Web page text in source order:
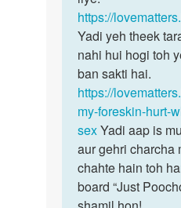
ŕrroooooo
https://
Yadi yeh theek
nahi hui hogi toh
ban sakti hai.
https://
my-foreskin-hurt-
sexYadi aap is
aur gehri charcha
chahte hain toh
board “Just